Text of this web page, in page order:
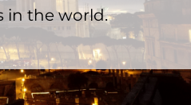
in the world.